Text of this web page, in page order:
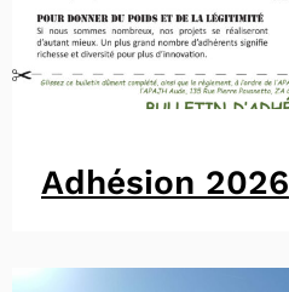
Adhésion 2026